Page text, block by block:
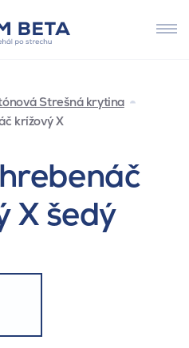
Strešná krytina
krížový X
X šedý